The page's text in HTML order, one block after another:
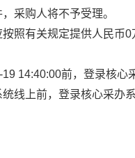
采购人将不予受理。
照有关规定提供人民币
14:40:00前，登录核心
线上前，登录核心采办